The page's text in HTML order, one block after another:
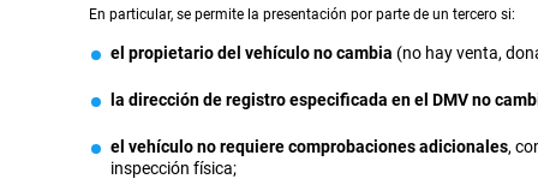
En particular, se permite la presentación por parte de un tercero si:
el propietario del vehículo no cambia (no hay venta,
la dirección de registro especificada en el DMV no
el vehículo no requiere comprobaciones adicionales,
inspección física;